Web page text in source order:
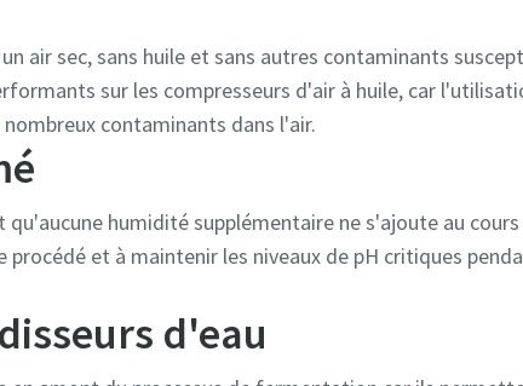
air sec, sans huile et sans autres contaminants
sur les compresseurs d'air à huile, car
contaminants dans l'air.
humidité supplémentaire ne s'ajoute au cours
et à maintenir les niveaux de pH critiques
d'eau